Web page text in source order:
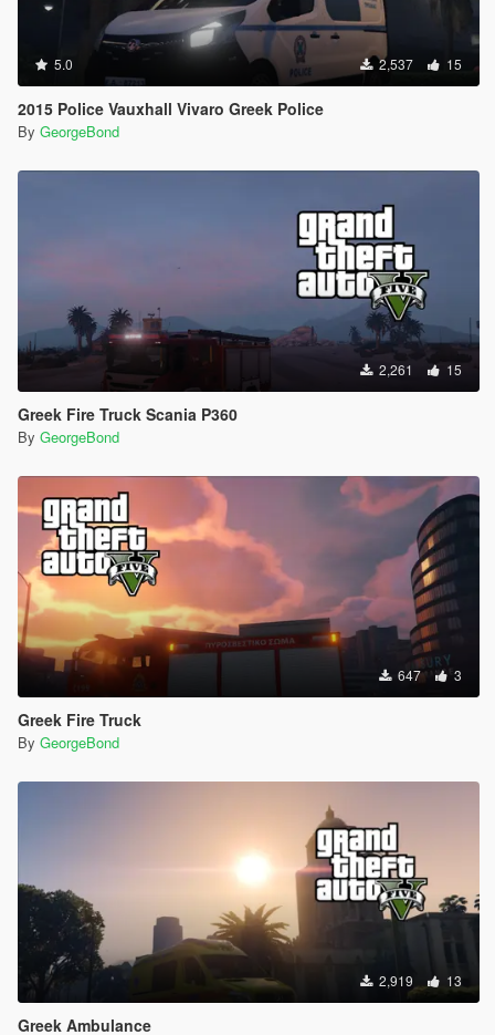
5.0 2,537 15
2015 Police Vauxhall Vivaro Greek Police
By GeorgeBond
2,261 15
Greek Fire Truck Scania P360
By GeorgeBond
647 3
Greek Fire Truck
By GeorgeBond
2,919 13
Greek Ambulance